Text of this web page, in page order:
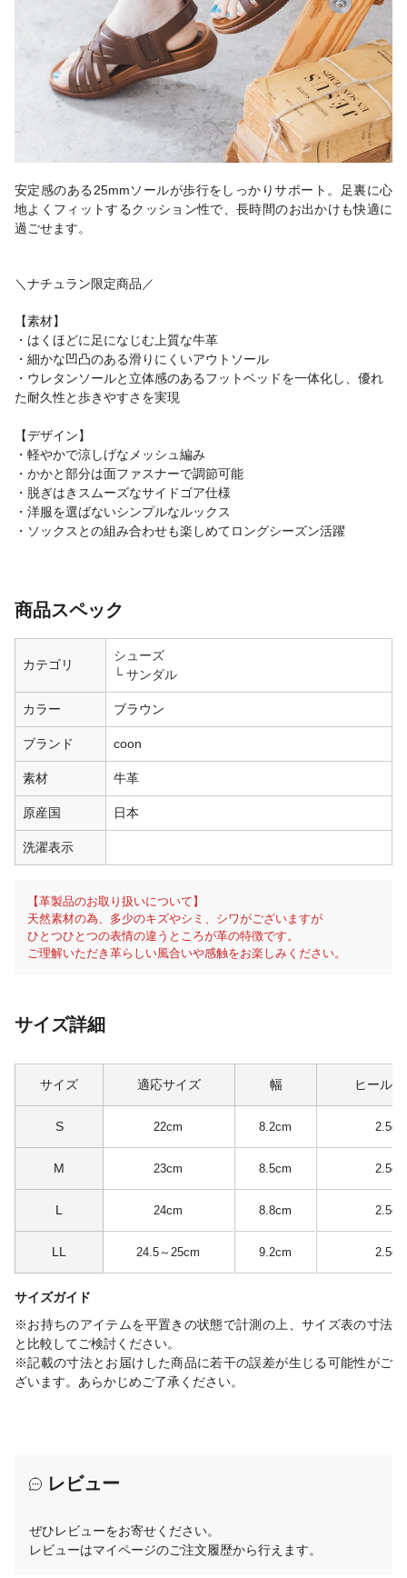
安定感のある25mmソールが歩行をしっかりサポート。足裏に心
地よくフィットするクッション性で、長時間のお出かけも快適に
過ごせます。
＼ナチュラン限定商品／
【素材】
・はくほどに足になじむ上質な牛革
・細かな凹凸のある滑りにくいアウトソール
・ウレタンソールと立体感のあるフットベッドを一体化し、優れ
た耐久性と歩きやすさを実現
【デザイン】
・軽やかで涼しげなメッシュ編み
・かかと部分は面ファスナーで調節可能
・脱ぎはきスムーズなサイドゴア仕様
・洋服を選ばないシンプルなルックス
・ソックスとの組み合わせも楽しめてロングシーズン活躍
商品スペック
カテゴリ
シューズ
サンダル
カラー ブラウン
ブランド coon
素材 牛革
原産国 日本
洗濯表示
【革製品のお取り扱いについて】
天然素材の為、多少のキズやシミ、シワがございますが
ひとつひとつの表情の違うところが革の特徴です。
ご理解いただき革らしい風合いや感触をお楽しみください。
サイズ詳細
サイズ 適応サイズ 幅 ヒール
S 22cm 8.2cm 2.5cm
M 23cm 8.5cm 2.5cm
L 24cm 8.8cm 2.5cm
LL 24.5～25cm 9.2cm 2.5cm
サイズガイド
※お持ちのアイテムを平置きの状態で計測の上、サイズ表の寸法
と比較してご検討ください。
※記載の寸法とお届けした商品に若干の誤差が生じる可能性がご
ざいます。あらかじめご了承ください。
レビュー
ぜひレビューをお寄せください。
レビューはマイページのご注文履歴から行えます。